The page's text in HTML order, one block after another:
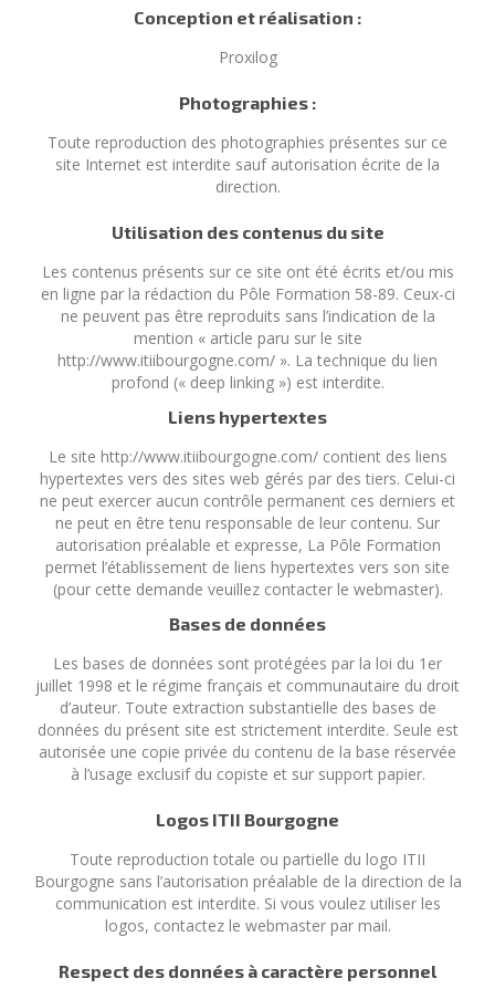
Conception et réalisation :
Proxilog
Photographies :
Toute reproduction des photographies présentes sur ce
site Internet est interdite sauf autorisation écrite de la
direction.
Utilisation des contenus du site
Les contenus présents sur ce site ont été écrits et/ou mis
en ligne par la rédaction du Pôle Formation 58-89. Ceux-ci
ne peuvent pas être reproduits sans l’indication de la
mention « article paru sur le site
http://www.itiibourgogne.com/ ». La technique du lien
profond (« deep linking ») est interdite.
Liens hypertextes
Le site http://www.itiibourgogne.com/ contient des liens
hypertextes vers des sites web gérés par des tiers. Celui-ci
ne peut exercer aucun contrôle permanent ces derniers et
ne peut en être tenu responsable de leur contenu. Sur
autorisation préalable et expresse, La Pôle Formation
permet l’établissement de liens hypertextes vers son site
(pour cette demande veuillez contacter le webmaster).
Bases de données
Les bases de données sont protégées par la loi du 1er
juillet 1998 et le régime français et communautaire du droit
d’auteur. Toute extraction substantielle des bases de
données du présent site est strictement interdite. Seule est
autorisée une copie privée du contenu de la base réservée
à l’usage exclusif du copiste et sur support papier.
Logos ITII Bourgogne
Toute reproduction totale ou partielle du logo ITII
Bourgogne sans l’autorisation préalable de la direction de la
communication est interdite. Si vous voulez utiliser les
logos, contactez le webmaster par mail.
Respect des données à caractère personnel